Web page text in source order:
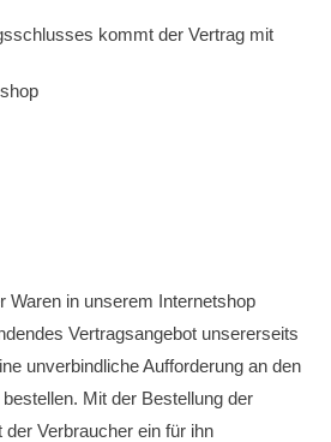
kommt der Vertrag mit
Waren in unserem Internetshop
Vertragsangebot unsererseits
unverbindliche Aufforderung an den
Mit der Bestellung der
Verbraucher ein für ihn